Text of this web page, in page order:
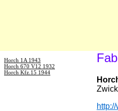
Horch 1A 1943
Horch 670 V12 1932
Horch Kfz.15 1944